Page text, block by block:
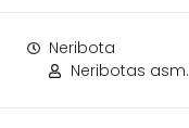
Neribota
Neribotas asm.